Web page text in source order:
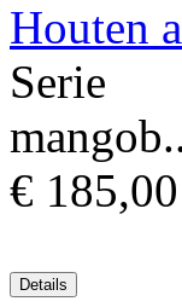
Houten
Serie :
€ 185,00